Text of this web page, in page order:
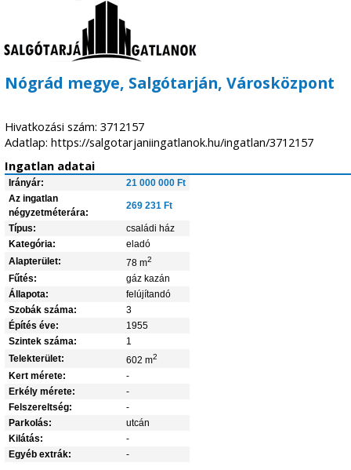
Nógrád megye, Salgótarján, Városközpont
Hivatkozási szám: 3712157
Adatlap: https://salgotarjaniingatlanok.hu/ingatlan/3712157
Ingatlan adatai
Irányár:
21 000 000 Ft
Az ingatlan
négyzetméterára:
269 231 Ft
Típus:
családi ház
Kategória:
eladó
Alapterület:
78 m2
Fűtés:
gáz kazán
Állapota:
felújítandó
Szobák száma:
3
Építés éve:
1955
Szintek száma:
1
Telekterület:
602 m2
Kert mérete:
-
Erkély mérete:
-
Felszereltség:
-
Parkolás:
utcán
Kilátás:
-
Egyéb extrák:
-